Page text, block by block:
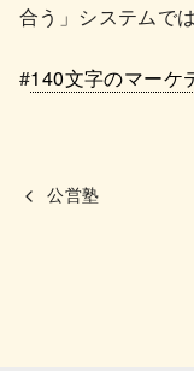
合う」システムで
#140文字のマーケ
公営塾